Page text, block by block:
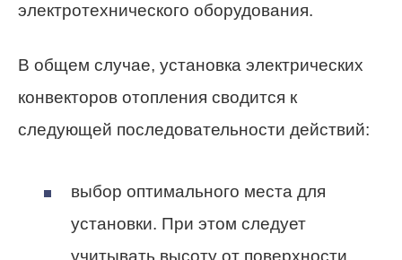
электротехнического оборудования.
В общем случае, установка электрических
конвекторов отопления сводится к
следующей последовательности действий:
выбор оптимального места для
установки. При этом следует
учитывать высоту от поверхности